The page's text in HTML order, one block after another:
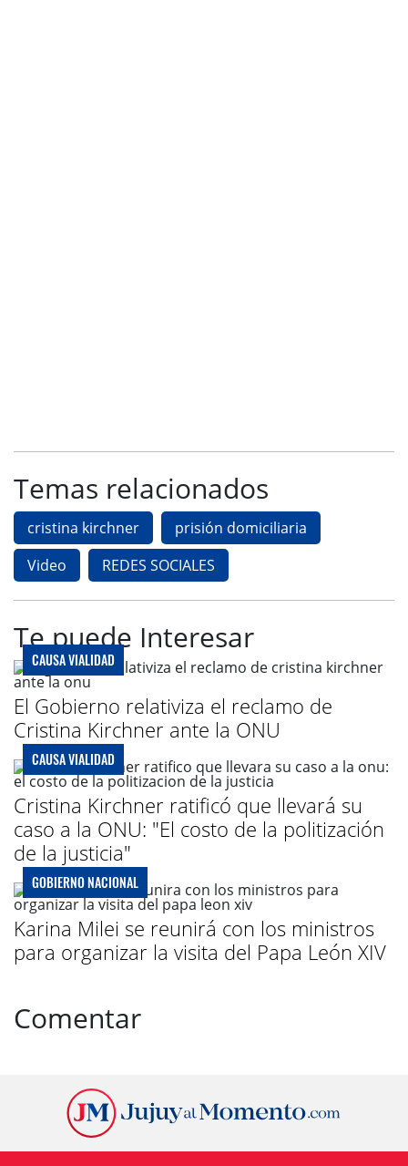
Temas relacionados
cristina kirchner
prisión domiciliaria
Video
REDES SOCIALES
Te puede Interesar
CAUSA VIALIDAD
El Gobierno relativiza el reclamo de
Cristina Kirchner ante la ONU
CAUSA VIALIDAD
Cristina Kirchner ratificó que llevará su
caso a la ONU: "El costo de la politización
de la justicia"
GOBIERNO NACIONAL
Karina Milei se reunirá con los ministros
para organizar la visita del Papa León XIV
Comentar